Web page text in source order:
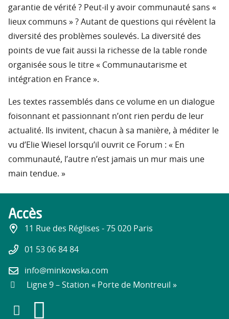
garantie de vérité ? Peut-il y avoir communauté sans «
lieux communs » ? Autant de questions qui révèlent la
diversité des problèmes soulevés. La diversité des
points de vue fait aussi la richesse de la table ronde
organisée sous le titre « Communautarisme et
intégration en France ».
Les textes rassemblés dans ce volume en un dialogue
foisonnant et passionnant n’ont rien perdu de leur
actualité. Ils invitent, chacun à sa manière, à méditer le
vu d’Elie Wiesel lorsqu’il ouvrit ce Forum : « En
communauté, l’autre n’est jamais un mur mais une
main tendue. »
Accès
11 Rue des Réglises - 75 020 Paris
01 53 06 84 84
info@minkowska.com
Ligne 9 – Station « Porte de Montreuil »